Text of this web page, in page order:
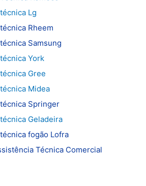
Lg
Rheem
Samsung
York
Gree
Midea
Springer
Geladeira
fogão Lofra
Técnica Comercial